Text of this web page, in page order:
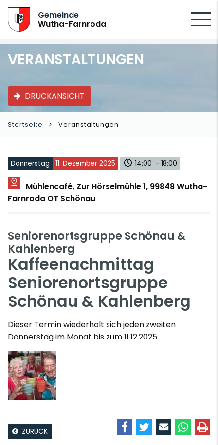
Gemeinde
Wutha-Farnroda
VERANSTALTUNGEN
DRUCKANSICHT
Startseite Veranstaltungen
Donnerstag 11. Dezember 2025 14:00 - 18:00
Mühlencafé, Zur Hörselmühle 1, 99848 Wutha-
Farnroda OT Schönau
Seniorenortsgruppe Schönau &
Kahlenberg
Kaffeenachmittag
Seniorenortsgruppe
Schönau & Kahlenberg
Dieser Termin wiederholt sich jeden zweiten
Donnerstag im Monat bis zum 11.12.2025.
ZURÜCK